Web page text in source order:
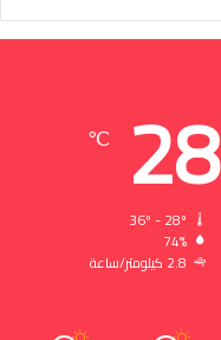
28
℃
74%
2.8 كيلومتر/ساعة